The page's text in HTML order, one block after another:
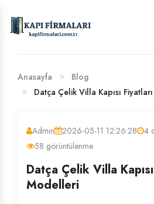
BANKA HESAP NUMARALARIMIZ
Anasayfa
Blog
Datça Çelik Villa Kapısı
Admin 2026-05-11 12:26:28
4
58 görüntülenme
Datça Çelik Villa
Modelleri